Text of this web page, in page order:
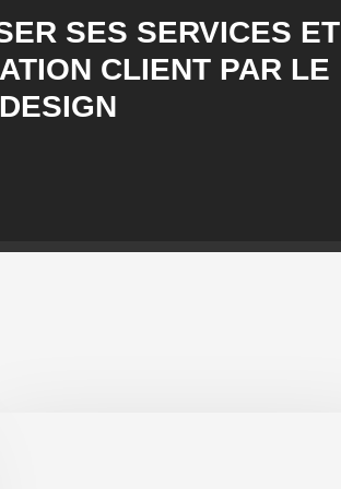
SES SERVICES ET
CLIENT PAR LE